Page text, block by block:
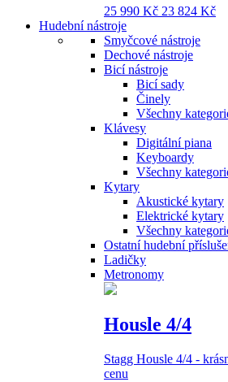
25 990 Kč 23 824 Kč
Hudební nástroje
Smyčcové nástroje
Dechové nástroje
Bicí nástroje
Bicí sady
Činely
Všechny
Klávesy
Digitální piana
Keyboardy
Všechny
Kytary
Akustické kytary
Elektrické kytary
Všechny
Ostatní hudební
Ladičky
Metronomy
Housle 4/4
Stagg Housle 4/4 -
cenu